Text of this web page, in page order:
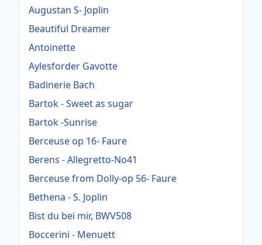
Augustan S- Joplin
Beautiful Dreamer
Antoinette
Aylesforder Gavotte
Badinerie Bach
Bartok - Sweet as sugar
Bartok -Sunrise
Berceuse op 16- Faure
Berens - Allegretto-No41
Berceuse from Dolly-op 56- Faure
Bethena - S. Joplin
Bist du bei mir, BWV508
Boccerini - Menuett